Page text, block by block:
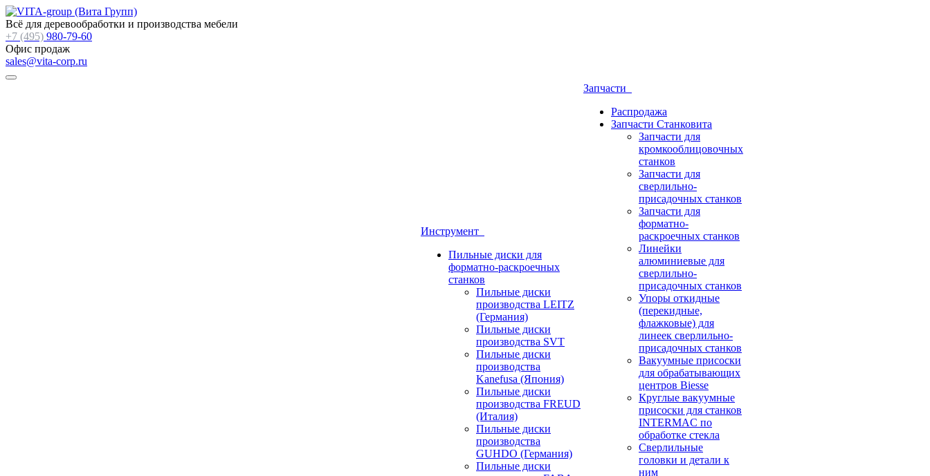
Всё для деревообработки и производства мебели
+7 (495) 980-79-60
Офис продаж
sales@vita-corp.ru
Инструмент
Пильные диски для
форматно-раскроечных
станков
Пильные диски
производства LEITZ
(Германия)
Пильные диски
производства SVT
Пильные диски
производства
Kanefusa (Япония)
Пильные диски
производства FREUD
(Италия)
Пильные диски
производства
GUHDO (Германия)
Пильные диски
Запчасти
Распродажа
Запчасти Станковита
Запчасти для
кромкооблицовочных
станков
Запчасти для
сверлильно-
присадочных станков
Запчасти для
форматно-
раскроечных станков
Линейки
алюминиевые для
сверлильно-
присадочных станков
Упоры откидные
(перекидные,
флажковые) для
линеек сверлильно-
присадочных станков
Вакуумные присоски
для обрабатывающих
центров Biesse
Круглые вакуумные
присоски для станков
INTERMAC по
обработке стекла
Сверлильные
головки и детали к
ним